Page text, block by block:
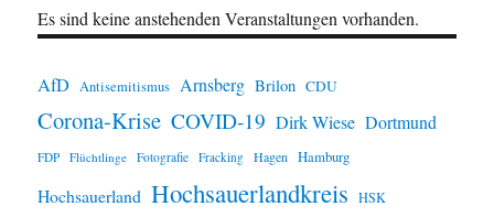
Es sind keine anstehenden Veranstaltungen vorhanden.
AfD Antisemitismus Arnsberg Brilon CDU
Corona-Krise COVID-19 Dirk Wiese Dortmund
FDP Flüchtlinge Fotografie Fracking Hagen Hamburg
Hochsauerland Hochsauerlandkreis HSK